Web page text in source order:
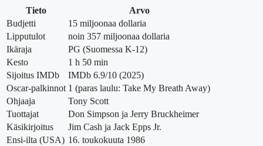
Tieto
Arvo
Budjetti
15 miljoonaa dollaria
Lipputulot
noin 357 miljoonaa dollaria
Ikäraja
PG (Suomessa K-12)
Kesto
1 h 50 min
Sijoitus IMDb
IMDb 6.9/10 (2025)
Oscar-palkinnot 1 (paras laulu: Take My Breath Away)
Ohjaaja
Tony Scott
Tuottajat
Don Simpson ja Jerry Bruckheimer
Käsikirjoitus
Jim Cash ja Jack Epps Jr.
Ensi-ilta (USA) 16. toukokuuta 1986